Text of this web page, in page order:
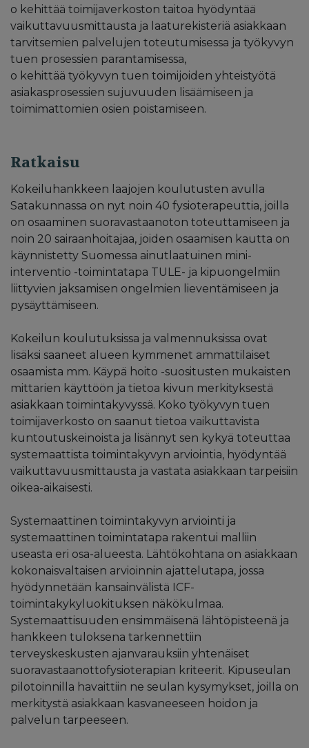
o kehittää toimijaverkoston taitoa hyödyntää
vaikuttavuusmittausta ja laaturekisteriä asiakkaan
tarvitsemien palvelujen toteutumisessa ja työkyvyn
tuen prosessien parantamisessa,
o kehittää työkyvyn tuen toimijoiden yhteistyötä
asiakasprosessien sujuvuuden lisäämiseen ja
toimimattomien osien poistamiseen.
Ratkaisu
Kokeiluhankkeen laajojen koulutusten avulla
Satakunnassa on nyt noin 40 fysioterapeuttia, joilla
on osaaminen suoravastaanoton toteuttamiseen ja
noin 20 sairaanhoitajaa, joiden osaamisen kautta on
käynnistetty Suomessa ainutlaatuinen mini-
interventio -toimintatapa TULE- ja kipuongelmiin
liittyvien jaksamisen ongelmien lieventämiseen ja
pysäyttämiseen.
Kokeilun koulutuksissa ja valmennuksissa ovat
lisäksi saaneet alueen kymmenet ammattilaiset
osaamista mm. Käypä hoito -suositusten mukaisten
mittarien käyttöön ja tietoa kivun merkityksestä
asiakkaan toimintakyvyssä. Koko työkyvyn tuen
toimijaverkosto on saanut tietoa vaikuttavista
kuntoutuskeinoista ja lisännyt sen kykyä toteuttaa
systemaattista toimintakyvyn arviointia, hyödyntää
vaikuttavuusmittausta ja vastata asiakkaan tarpeisiin
oikea-aikaisesti.
Systemaattinen toimintakyvyn arviointi ja
systemaattinen toimintatapa rakentui malliin
useasta eri osa-alueesta. Lähtökohtana on asiakkaan
kokonaisvaltaisen arvioinnin ajattelutapa, jossa
hyödynnetään kansainvälistä ICF-
toimintakykyluokituksen näkökulmaa.
Systemaattisuuden ensimmäisenä lähtöpisteenä ja
hankkeen tuloksena tarkennettiin
terveyskeskusten ajanvarauksiin yhtenäiset
suoravastaanottofysioterapian kriteerit. Kipuseulan
pilotoinnilla havaittiin ne seulan kysymykset, joilla on
merkitystä asiakkaan kasvaneeseen hoidon ja
palvelun tarpeeseen.